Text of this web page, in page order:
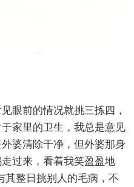
眼前的情况就挑三拣四，
家里的卫生，我总是意见
婆清除干净，但外婆那身
过来，看着我笑盈盈地
其整日挑别人的毛病，不